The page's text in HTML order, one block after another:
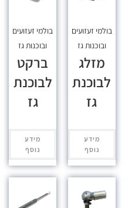
בולמי זעזועים
ובוכנות גז
מזלג
לבוכנת
גז
מידע
נוסף
בולמי זעזועים
ובוכנות גז
ברקט
לבוכנת
גז
מידע
נוסף